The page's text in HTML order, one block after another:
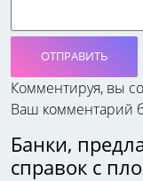
ОТПРАВИТЬ
Комментируя, вы
Ваш комментарий
Банки,
справок с